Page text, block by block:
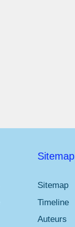
Sitemap
Sitemap
Timeline
Auteurs